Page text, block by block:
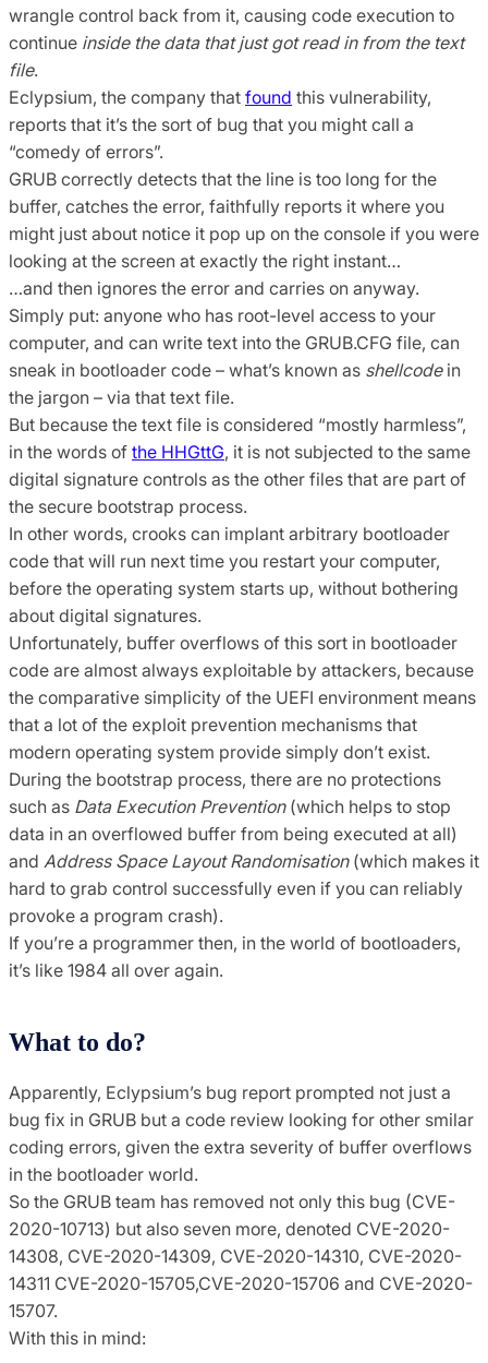
wrangle control back from it, causing code execution to
continue inside the data that just got read in from the text
file.
Eclypsium, the company that found this vulnerability,
reports that it’s the sort of bug that you might call a
“comedy of errors”.
GRUB correctly detects that the line is too long for the
buffer, catches the error, faithfully reports it where you
might just about notice it pop up on the console if you were
looking at the screen at exactly the right instant…
…and then ignores the error and carries on anyway.
Simply put: anyone who has root-level access to your
computer, and can write text into the GRUB.CFG file, can
sneak in bootloader code – what’s known as shellcodein
the jargon – via that text file.
But because the text file is considered “mostly harmless”,
in the words of the HHGttG, it is not subjected to the same
digital signature controls as the other files that are part of
the secure bootstrap process.
In other words, crooks can implant arbitrary bootloader
code that will run next time you restart your computer,
before the operating system starts up, without bothering
about digital signatures.
Unfortunately, buffer overflows of this sort in bootloader
code are almost always exploitable by attackers, because
the comparative simplicity of the UEFI environment means
that a lot of the exploit prevention mechanisms that
modern operating system provide simply don’t exist.
During the bootstrap process, there are no protections
such as Data Execution Prevention(which helps to stop
data in an overflowed buffer from being executed at all)
and Address Space Layout Randomisation(which makes it
hard to grab control successfully even if you can reliably
provoke a program crash).
If you’re a programmer then, in the world of bootloaders,
it’s like 1984 all over again.
What to do?
Apparently, Eclypsium’s bug report prompted not just a
bug fix in GRUB but a code review looking for other smilar
coding errors, given the extra severity of buffer overflows
in the bootloader world.
So the GRUB team has removed not only this bug (CVE-
2020-10713) but also seven more, denoted CVE-2020-
14308, CVE-2020-14309, CVE-2020-14310, CVE-2020-
14311 CVE-2020-15705,CVE-2020-15706 and CVE-2020-
15707.
With this in mind: